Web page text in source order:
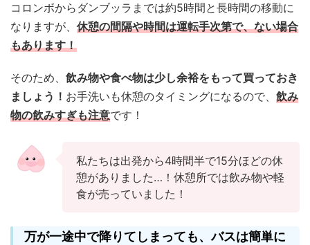
コロンボからダンブッラまでは約5時間と長時間の移動に
なりますが、 休憩の間隔や時間は運転手次第で、ない場合
もあります！
そのため、 飲み物や食べ物は少し余裕をもって買っておき
ましょう！ お手洗いも休憩のタイミングになるので、 飲み
物の飲みすぎも注意です！
私たちは出発から4時間半で15分ほどの休
憩がありました…！休憩所では飲み物や軽
食が売っていました！
万が一途中で降りてしまっても、バスは簡単に